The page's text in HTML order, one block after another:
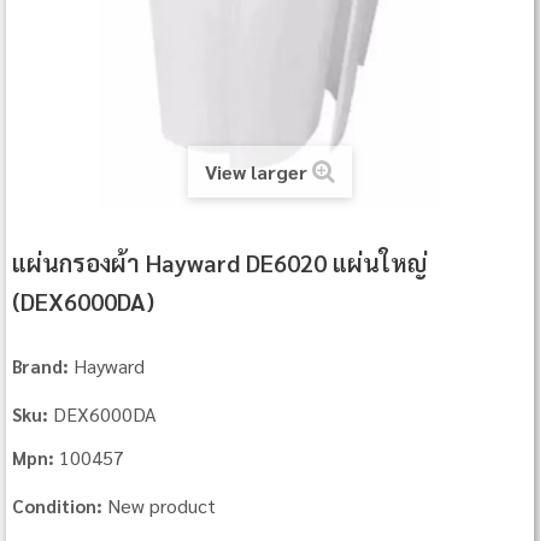
View larger
แผ่นกรองผ้า Hayward DE6020 แผ่นใหญ่
(DEX6000DA)
Brand: Hayward
Sku: DEX6000DA
Mpn: 100457
Condition: New product